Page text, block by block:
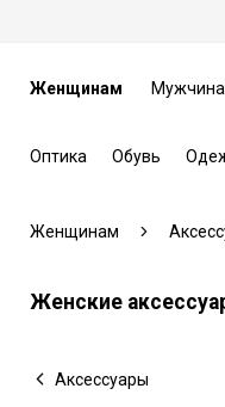
Женщинам
Оптика Обувь
Женщинам
Женские
Аксессуары